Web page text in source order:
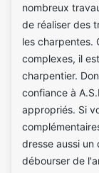
nombreux
de réaliser des
les charpentes.
complexes, il
charpentier.
confiance à
appropriés. Si
dresse aussi un
débourser de